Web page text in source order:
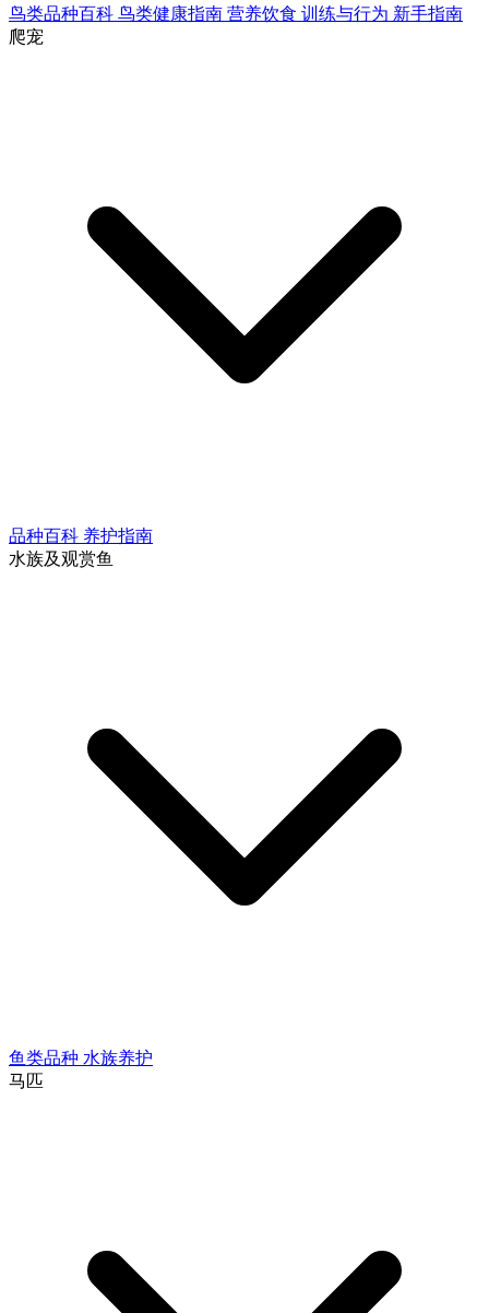
鸟类品种百科 鸟类健康指南 营养饮食 训练与行为 新手指南
爬宠
品种百科 养护指南
水族及观赏鱼
鱼类品种 水族养护
马匹